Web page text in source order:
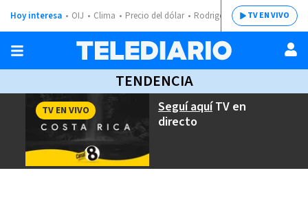
Hoy interesa OIJ Clima Precio del dólar Rodrigo ChavesTV EN VIVO
TENDENCIA
Seguí aquíTV en
directo
TV EN VIVO